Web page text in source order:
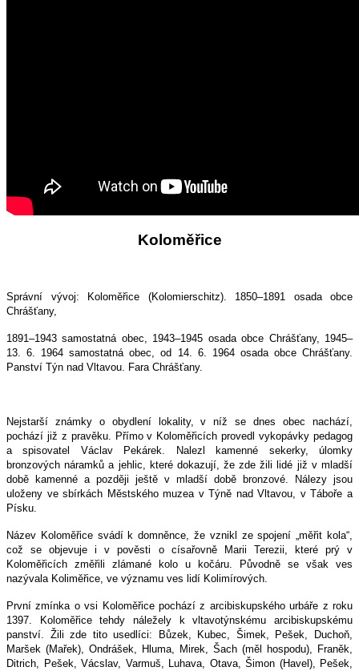
Koloměřice
Správní vývoj: Koloměřice (Kolomierschitz). 1850–1891 osada obce
Chrášťany,
1891–1943 samostatná obec, 1943–1945 osada obce Chrášťany, 1945–
13. 6. 1964 samostatná obec, od 14. 6. 1964 osada obce Chrášťany.
Panství Týn nad Vltavou. Fara Chrášťany.
Nejstarší známky o obydlení lokality, v níž se dnes obec nachází,
pochází již z pravěku. Přímo v Koloměřicích provedl vykopávky pedagog
a spisovatel Václav Pekárek. Nalezl kamenné sekerky, úlomky
bronzových náramků a jehlic, které dokazují, že zde žili lidé již v mladší
době kamenné a později ještě v mladší době bronzové. Nálezy jsou
uloženy ve sbírkách Městského muzea v Týně nad Vltavou, v Táboře a
Písku.
Název Koloměřice svádí k domněnce, že vznikl ze spojení „měřit kola“,
což se objevuje i v pověsti o císařovně Marii Terezii, které prý v
Koloměřicích změřili zlámané kolo u kočáru. Původně se však ves
nazývala Koliměřice, ve významu ves lidí Kolimírových.
První zmínka o vsi Koloměřice pochází z arcibiskupského urbáře z roku
1397. Koloměřice tehdy náležely k vltavotýnskému arcibiskupskému
panství. Žili zde tito usedlíci: Bůzek, Kubec, Šimek, Pešek, Duchoň,
Maršek (Mařek), Ondrášek, Hluma, Mirek, Šach (měl hospodu), Franěk,
Ditrich, Pešek, Vácslav, Varmuš, Luhava, Otava, Šimon (Havel), Pešek,